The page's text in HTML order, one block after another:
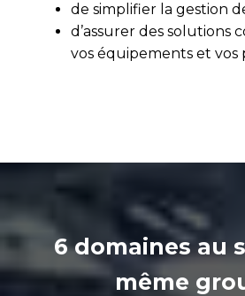
de simplifier la gestion
d’assurer des solutions
vos équipements et vos
6 domaines au
même